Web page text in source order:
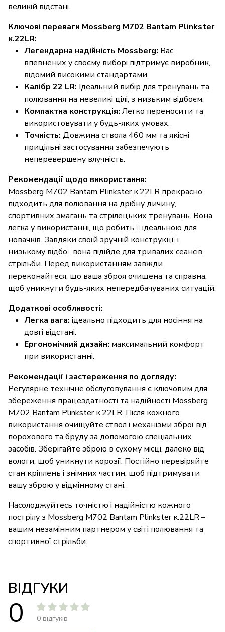
великій відстані.
Ключові переваги Mossberg M702 Bantam Plinkster
к.22LR:
Легендарна надійність Mossberg: Вас
впевнених у своєму виборі підтримує виробник,
відомий високими стандартами.
Калібр 22 LR: Ідеальний вибір для тренувань та
полювання на невеликі цілі, з низьким відбоєм.
Компактна конструкція: Легко переносити та
використовувати у будь-яких умовах.
Точність: Довжина ствола 460 мм та якісні
прицільні застосування забезпечують
неперевершену влучність.
Рекомендації щодо використання:
Mossberg M702 Bantam Plinkster к.22LR прекрасно
підходить для полювання на дрібну дичину,
спортивних змагань та стрілецьких тренувань. Вона
легка у використанні, що робить її ідеальною для
новачків. Завдяки своїй зручній конструкції і
низькому відбої, вона підійде для тривалих сеансів
стрільби. Перед використанням завжди
переконайтеся, що ваша зброя очищена та справна,
щоб уникнути будь-яких непередбачуваних ситуацій.
Додаткові особливості:
Легка вага: ідеально підходить для носіння на
довгі відстані.
Ергономічний дизайн: максимальний комфорт
при використанні.
Рекомендації і застереження по догляду:
Регулярне технічне обслуговування є ключовим для
збереження працездатності та надійності Mossberg
M702 Bantam Plinkster к.22LR. Після кожного
використання очищуйте ствол і механізми зброї від
порохового та бруду за допомогою спеціальних
засобів. Зберігайте зброю в сухому місці, далеко від
вологи, щоб уникнути корозії. Постійно перевіряйте
стан кріплень і знімних частин, щоб підтримувати
вашу зброю у відмінному стані.
Насолоджуйтесь точністю і надійністю кожного
пострілу з Mossberg M702 Bantam Plinkster к.22LR –
вашим незамінним партнером у світі полювання та
спортивної стрільби.
ВІДГУКИ
0 0 відгуків